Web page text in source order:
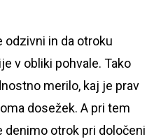
odzivni in da otroku
v obliki pohvale. Tako
merilo, kaj je prav
dosežek. A pri tem
denimo otrok pri določeni